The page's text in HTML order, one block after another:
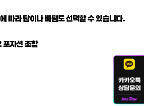
따라 탑이나 바텀도 선택할 수 있습니다.
포지션 조합